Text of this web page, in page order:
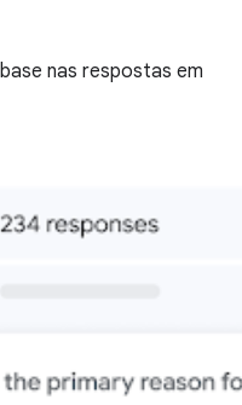
nas respostas em